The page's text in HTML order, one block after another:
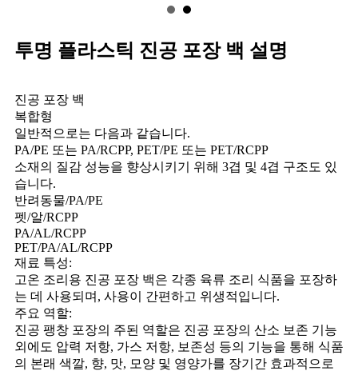
투명 플라스틱 진공 포장 백 설명
진공 포장 백
복합형
일반적으로는 다음과 같습니다.
PA/PE 또는 PA/RCPP, PET/PE 또는 PET/RCPP
소재의 질감 성능을 향상시키기 위해 3겹 및 4겹 구조도 있
습니다.
반려동물/PA/PE
펫/알/RCPP
PA/AL/RCPP
PET/PA/AL/RCPP
재료 특성:
고온 조리용 진공 포장 백은 각종 육류 조리 식품을 포장하
는 데 사용되며, 사용이 간편하고 위생적입니다.
주요 역할:
진공 팽창 포장의 주된 역할은 진공 포장의 산소 보존 기능
외에도 압력 저항, 가스 저항, 보존성 등의 기능을 통해 식품
의 본래 색깔, 향, 맛, 모양 및 영양가를 장기간 효과적으로